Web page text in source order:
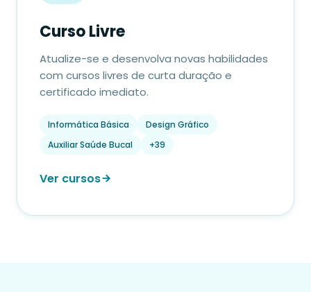
Curso Livre
Atualize-se e desenvolva novas habilidades
com cursos livres de curta duração e
certificado imediato.
Informática Básica
Design Gráfico
Auxiliar Saúde Bucal
+39
Ver cursos